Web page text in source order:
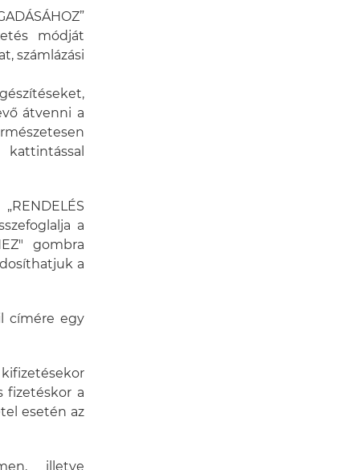
módját
számlázási
átvenni a
a
gombra
a
címére egy
fizetéskor a
esetén az
illetve